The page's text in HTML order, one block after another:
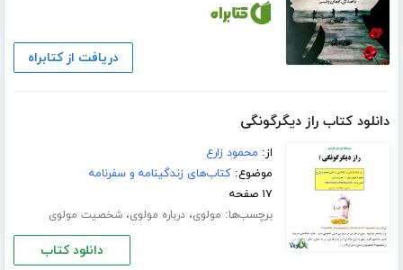
دریافت از کتابراه
دانلود کتاب راز دیگرگونگی
از: محمود زارع
موضوع:کتاب‌های زندگینامه و سفرنامه
۱۷ صفحه
برچسب‌ها: مولوی،درباره مولوی،شخصیت مولوی
دانلود کتاب